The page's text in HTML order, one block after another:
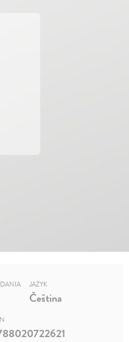
JAZYK
Čeština